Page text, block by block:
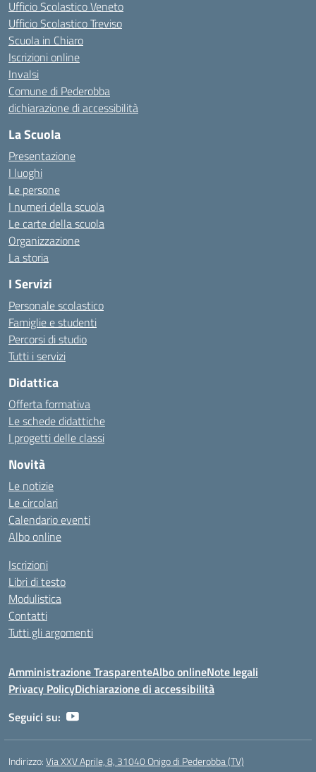
Ufficio Scolastico Veneto
Ufficio Scolastico Treviso
Scuola in Chiaro
Iscrizioni online
Invalsi
Comune di Pederobba
dichiarazione di accessibilità
La Scuola
Presentazione
I luoghi
Le persone
I numeri della scuola
Le carte della scuola
Organizzazione
La storia
I Servizi
Personale scolastico
Famiglie e studenti
Percorsi di studio
Tutti i servizi
Didattica
Offerta formativa
Le schede didattiche
I progetti delle classi
Novità
Le notizie
Le circolari
Calendario eventi
Albo online
Iscrizioni
Libri di testo
Modulistica
Contatti
Tutti gli argomenti
Amministrazione TrasparenteAlbo onlineNote legali
Privacy PolicyDichiarazione di accessibilità
Seguici su:
Indirizzo:Via XXV Aprile, 8, 31040 Onigo di Pederobba (TV)